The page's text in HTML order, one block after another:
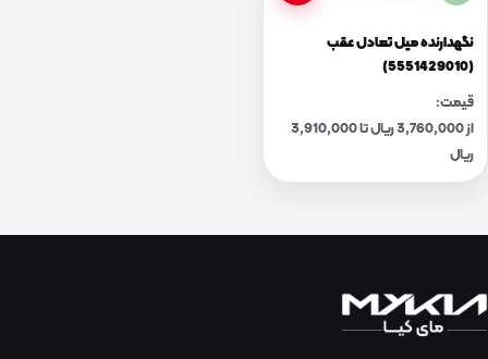
نگهدارنده میل تعادل عقب
(5551429010)
قیمت:
از 3,760,000 ریال تا 3,910,000
ریال